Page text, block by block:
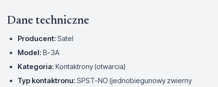
Dane techniczne
Producent: Satel
Model: B-3A
Kategoria: Kontaktrony (otwarcia)
Typ kontaktronu: SPST-NO (jednobiegunowy zwierny